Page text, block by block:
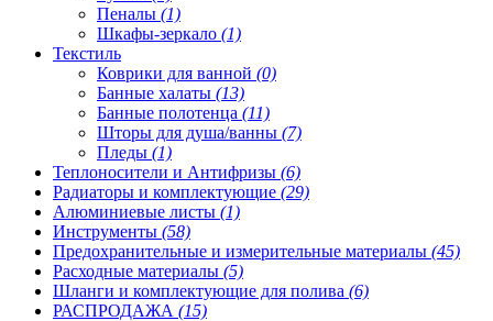
Пеналы (1)
Шкафы-зеркало (1)
Текстиль
Коврики для ванной (0)
Банные халаты (13)
Банные полотенца (11)
Шторы для душа/ванны (7)
Пледы (1)
Теплоносители и Антифризы (6)
Радиаторы и комплектующие (29)
Алюминиевые листы (1)
Инструменты (58)
Предохранительные и измерительные материалы (45)
Расходные материалы (5)
Шланги и комплектующие для полива (6)
РАСПРОДАЖА (15)